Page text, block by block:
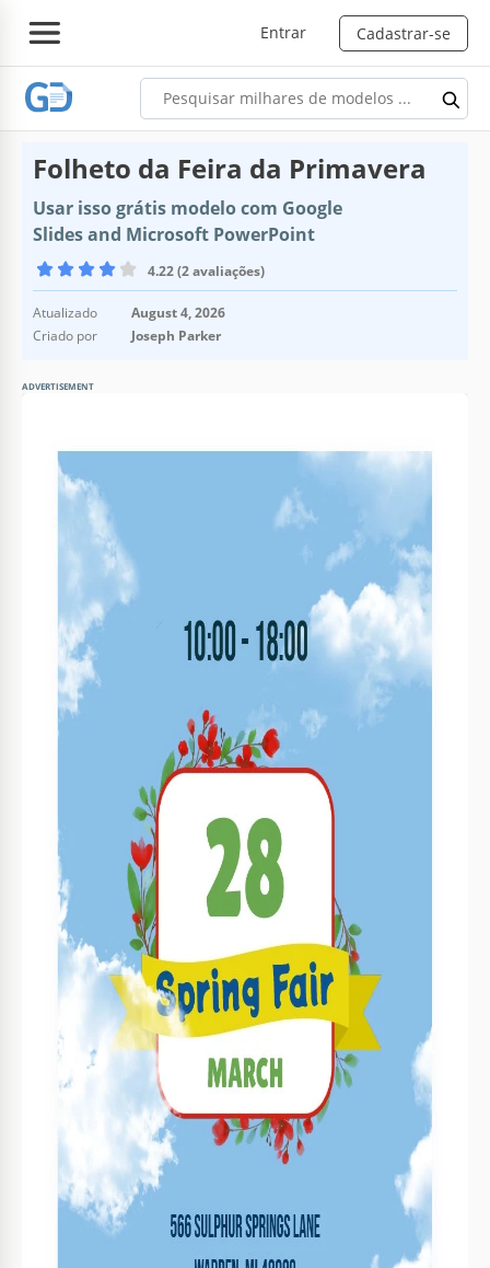
Entrar Cadastrar-se
Folheto da Feira da Primavera
Usar isso grátis modelo com Google
Slides and Microsoft PowerPoint
4.22 (2 avaliações)
Atualizado
August 4, 2026
Criado por
Joseph Parker
ADVERTISEMENT